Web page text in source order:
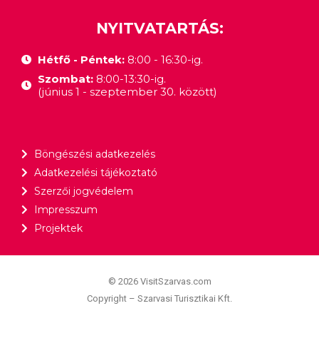
NYITVATARTÁS:
Hétfő - Péntek:8:00 - 16:30-ig.
Szombat: 8:00-13:30-ig.
(június 1 - szeptember 30. között)
Böngészési adatkezelés
Adatkezelési tájékoztató
Szerzői jogvédelem
Impresszum
Projektek
© 2026 VisitSzarvas.com
Copyright – Szarvasi Turisztikai Kft.